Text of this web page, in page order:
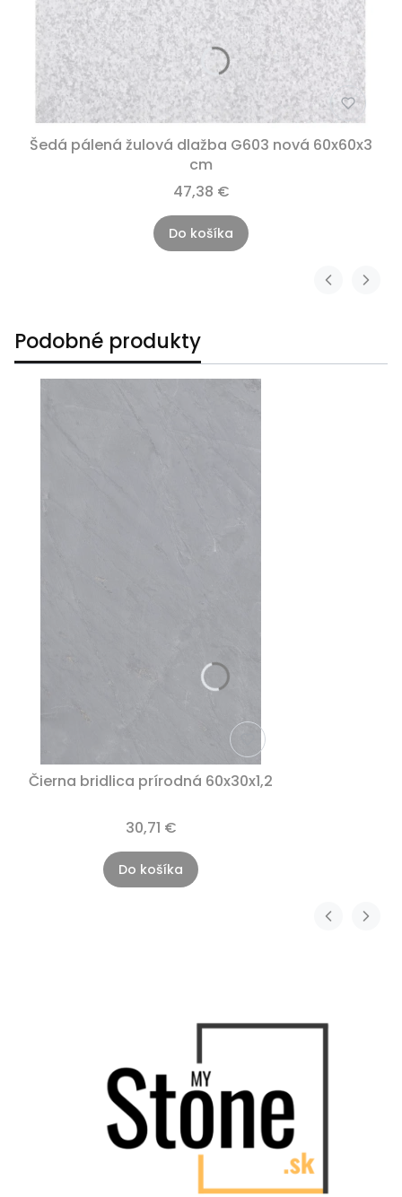
Šedá pálená žulová dlažba G603 nová 60x60x3
cm
47,38 €
Do košíka
Podobné produkty
Čierna bridlica prírodná 60x30x1,2
30,71 €
Do košíka